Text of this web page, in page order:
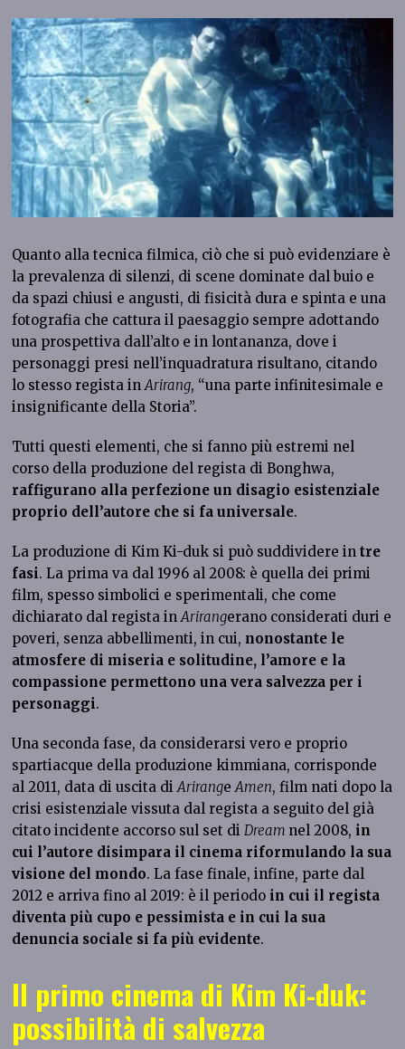
Quanto alla tecnica filmica, ciò che si può evidenziare è
la prevalenza di silenzi, di scene dominate dal buio e
da spazi chiusi e angusti, di fisicità dura e spinta e una
fotografia che cattura il paesaggio sempre adottando
una prospettiva dall’alto e in lontananza, dove i
personaggi presi nell’inquadratura risultano, citando
lo stesso regista inArirang, “una parte infinitesimale e
insignificante della Storia”.
Tutti questi elementi, che si fanno più estremi nel
corso della produzione del regista di Bonghwa,
raffigurano alla perfezione un disagio esistenziale
proprio dell’autore che si fa universale.
La produzione di Kim Ki-duk si può suddividere intre
fasi. La prima va dal 1996 al 2008: è quella dei primi
film, spesso simbolici e sperimentali, che come
dichiarato dal regista inArirangerano considerati duri e
poveri, senza abbellimenti, in cui, nonostante le
atmosfere di miseria e solitudine, l’amore e la
compassione permettono una vera salvezza per i
personaggi.
Una seconda fase, da considerarsi vero e proprio
spartiacque della produzione kimmiana, corrisponde
al 2011, data di uscita diArirangeAmen, film nati dopo la
crisi esistenziale vissuta dal regista a seguito del già
citato incidente accorso sul set diDream nel 2008, in
cui l’autore disimpara il cinema riformulando la sua
visione del mondo. La fase finale, infine, parte dal
2012 e arriva fino al 2019: è il periodo in cui il regista
diventa più cupo e pessimista e in cui la sua
denuncia sociale si fa più evidente.
Il primo cinema di Kim Ki-duk:
possibilità di salvezza